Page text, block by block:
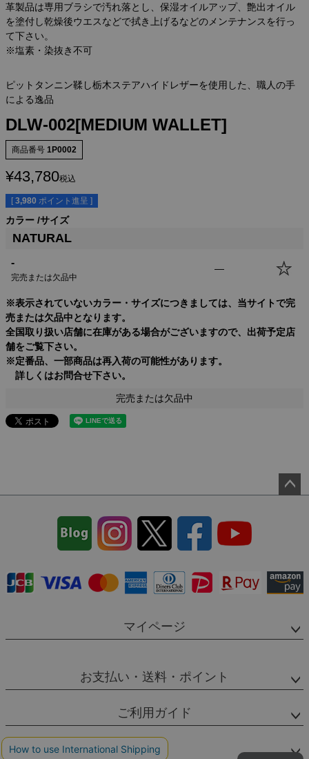
革製品は専用ブラシで汚れ落とし、保湿オイルアップ、艶出オイル
を塗付し乾燥後ウエスなどで拭き上げるなどのメンテナンスを行っ
て下さい。
※塩素・染抜き不可
ピットタンニン鞣し栃木ステアハイドレザーを使用した、職人の手
による逸品
DLW-002[MEDIUM WALLET]
商品番号 1P0002
¥43,780税込
[ 3,980 ポイント進呈 ]
カラー サイズ
NATURAL
-
完売または欠品中
—
※表示されていないカラー・サイズにつきましては、当サイトで完
売または欠品中となります。
全国取り扱い店舗に在庫がある場合がございますので、出荷予定店
舗をご覧下さい。
※定番品、一部商品は再入荷の可能性があります。
詳しくはお問合せ下さい。
完売または欠品中
マイページ
お支払い・送料・ポイント
ご利用ガイド
SNS